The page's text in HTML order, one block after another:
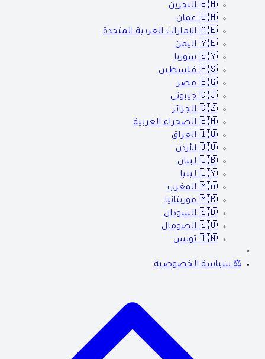
🇧🇭 البحرين
🇴🇲 عمان
🇦🇪 الإمارات العربية المتحدة
🇾🇪 اليمن
🇸🇾 سوريا
🇵🇸 فلسطين
🇪🇬 مصر
🇩🇯 جيبوتي
🇩🇿 الجزائر
🇪🇭 الصحراء الغربية
🇮🇶 العراق
🇯🇴 الأردن
🇱🇧 لبنان
🇱🇾 ليبيا
🇲🇦 المغرب
🇲🇷 موريتانيا
🇸🇩 السودان
🇸🇴 الصومال
🇹🇳 تونس
⚖️ سياسة الخصوصية